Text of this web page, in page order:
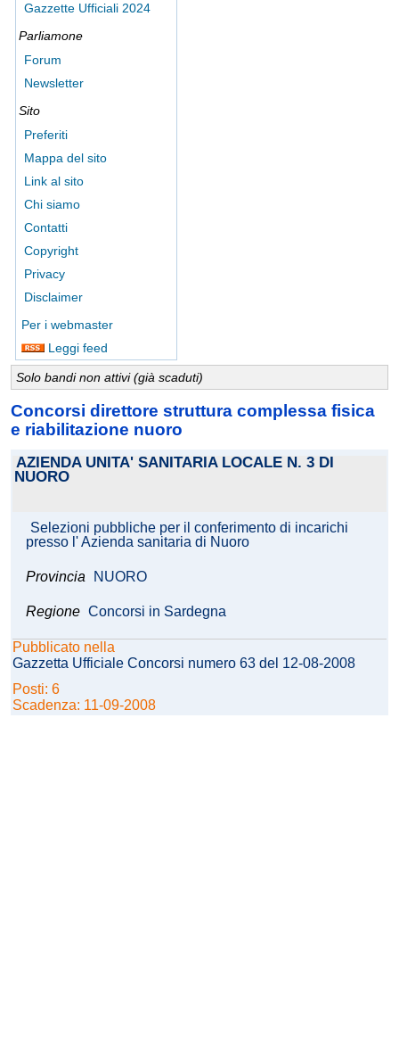
Gazzette Ufficiali 2024
Parliamone
Forum
Newsletter
Sito
Preferiti
Mappa del sito
Link al sito
Chi siamo
Contatti
Copyright
Privacy
Disclaimer
Per i webmaster
Leggi feed
Solo bandi non attivi (già scaduti)
Concorsi direttore struttura complessa fisica
e riabilitazione nuoro
AZIENDA UNITA' SANITARIA LOCALE N. 3 DI
NUORO
Selezioni pubbliche per il conferimento di incarichi
presso l' Azienda sanitaria di Nuoro
Provincia NUORO
Regione Concorsi in Sardegna
Pubblicato nella
Gazzetta Ufficiale Concorsi numero 63 del 12-08-2008
Posti: 6
Scadenza: 11-09-2008